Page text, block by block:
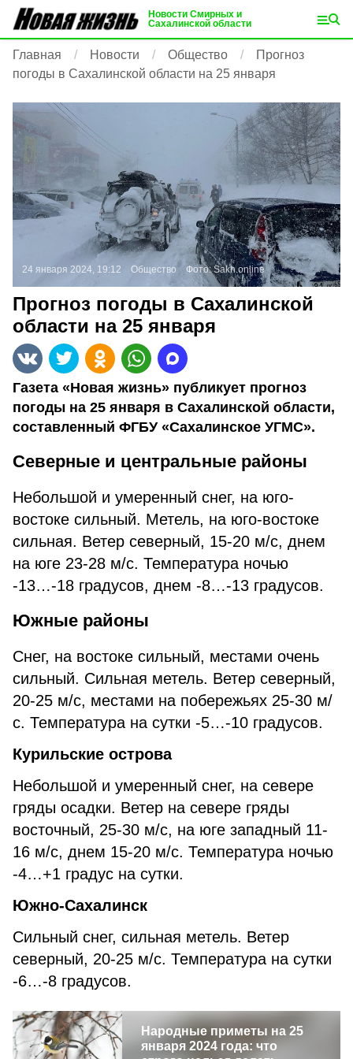
Новости Смирных и
Сахалинской области
Главная Новости Общество
Прогноз
погоды в Сахалинской области на 25 января
24 января 2024, 19:12 Общество Фото:Sakh.online
Прогноз погоды в Сахалинской
области на 25 января
Газета «Новая жизнь» публикует прогноз
погоды на 25 января в Сахалинской области,
составленный ФГБУ «Сахалинское УГМС».
Северные и центральные районы
Небольшой и умеренный снег, на юго-
востоке сильный. Метель, на юго-востоке
сильная. Ветер северный, 15-20 м/с, днем
на юге 23-28 м/с. Температура ночью
-13…-18 градусов, днем -8…-13 градусов.
Южные районы
Снег, на востоке сильный, местами очень
сильный. Сильная метель. Ветер северный,
20-25 м/с, местами на побережьях 25-30 м/
с. Температура на сутки -5…-10 градусов.
Курильские острова
Небольшой и умеренный снег, на севере
гряды осадки. Ветер на севере гряды
восточный, 25-30 м/с, на юге западный 11-
16 м/с, днем 15-20 м/с. Температура ночью
-4…+1 градус на сутки.
Южно-Сахалинск
Сильный снег, сильная метель. Ветер
северный, 20-25 м/с. Температура на сутки
-6…-8 градусов.
Народные приметы на 25
января 2024 года: что